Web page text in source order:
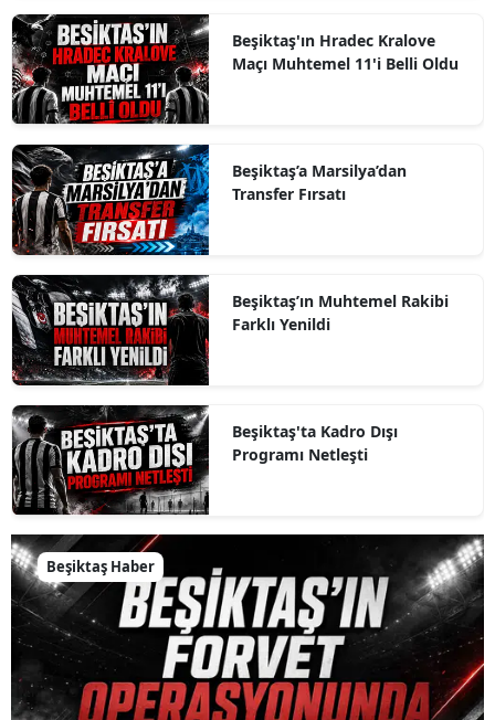
Beşiktaş'ın Hradec Kralove
Maçı Muhtemel 11'i Belli Oldu
Beşiktaş’a Marsilya’dan
Transfer Fırsatı
Beşiktaş’ın Muhtemel Rakibi
Farklı Yenildi
Beşiktaş'ta Kadro Dışı
Programı Netleşti
Beşiktaş Haber